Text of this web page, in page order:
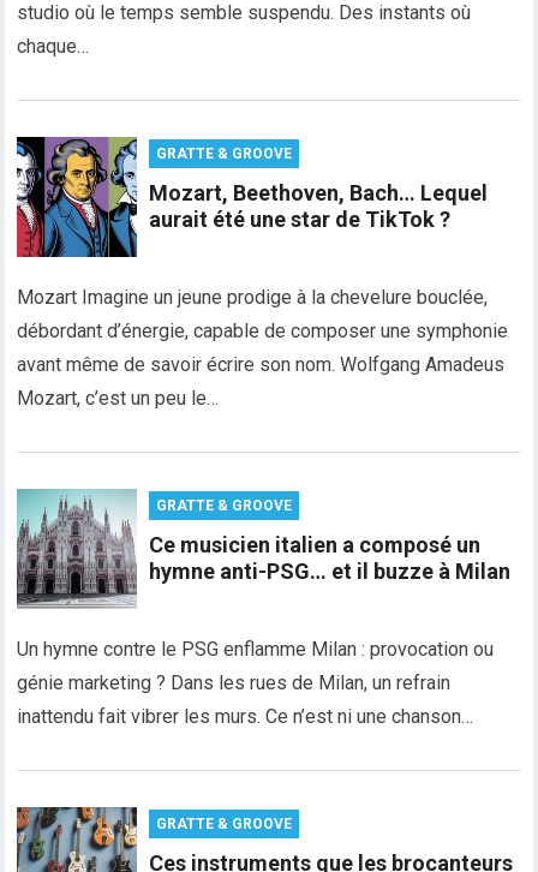
studio où le temps semble suspendu. Des instants où
chaque…
GRATTE & GROOVE
Mozart, Beethoven, Bach… Lequel
aurait été une star de TikTok ?
Mozart Imagine un jeune prodige à la chevelure bouclée,
débordant d’énergie, capable de composer une symphonie
avant même de savoir écrire son nom. Wolfgang Amadeus
Mozart, c’est un peu le…
GRATTE & GROOVE
Ce musicien italien a composé un
hymne anti-PSG… et il buzze à Milan
Un hymne contre le PSG enflamme Milan : provocation ou
génie marketing ? Dans les rues de Milan, un refrain
inattendu fait vibrer les murs. Ce n’est ni une chanson…
GRATTE & GROOVE
Ces instruments que les brocanteurs